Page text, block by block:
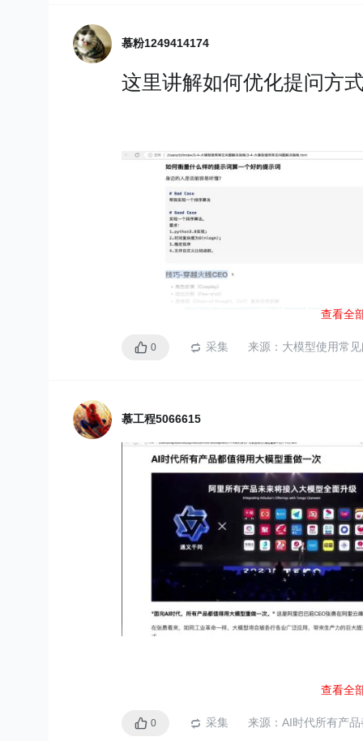
Transformers）和GPT（
s）
BERT（Bidirectional
m Transformers）
预训练语言表示模型
ormer编码器
同时考虑这个单词前面和
上下文理解
使得BERT在
负面。
2、问答系统：给定一个
本，BERT可以帮助找到
3、命名实体识别（NER
实体，如人名、地点、
GPT（Generatice
出，是一种基于
。它在处理文本时主
文，这使得GPT在 生成连
慕粉1249414174
这里讲解如何优化提问方
查看全
0 采集 来源： 大模型使用常
慕工程5066615
查看全
0 采集 来源： AI时代所有产